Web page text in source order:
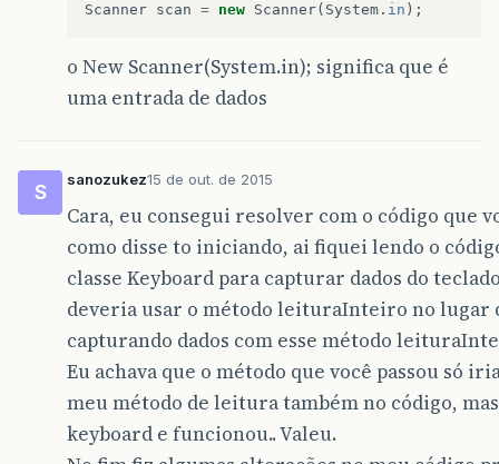
Scanner scan = new Scanner( System . in );
o New Scanner(System.in); significa que é
uma entrada de dados
S
sanozukez15 de out. de 2015
Cara, eu consegui resolver com o código que
como disse to iniciando, ai fiquei lendo o
classe Keyboard para capturar dados do
deveria usar o método leituraInteiro no lugar
capturando dados com esse método
Eu achava que o método que você passou só
meu método de leitura também no código,
keyboard e funcionou.. Valeu.